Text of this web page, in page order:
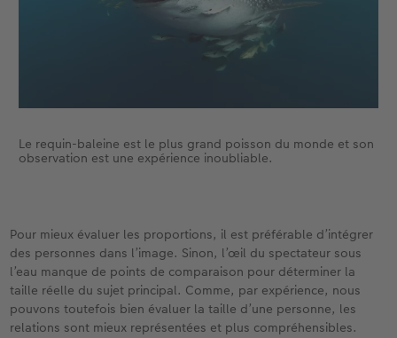
Le requin-baleine est le plus grand poisson du monde et son
observation est une expérience inoubliable.
Pour mieux évaluer les proportions, il est préférable d’intégrer
des personnes dans l’image. Sinon, l’œil du spectateur sous
l’eau manque de points de comparaison pour déterminer la
taille réelle du sujet principal. Comme, par expérience, nous
pouvons toutefois bien évaluer la taille d’une personne, les
relations sont mieux représentées et plus compréhensibles.